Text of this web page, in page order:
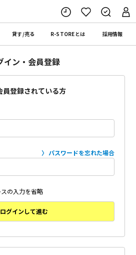
貸す/売る R-STOREとは 採用情報
イン・会員登録
員登録されている方
パスワードを忘れた場合
の入力を省略
ログインして進む